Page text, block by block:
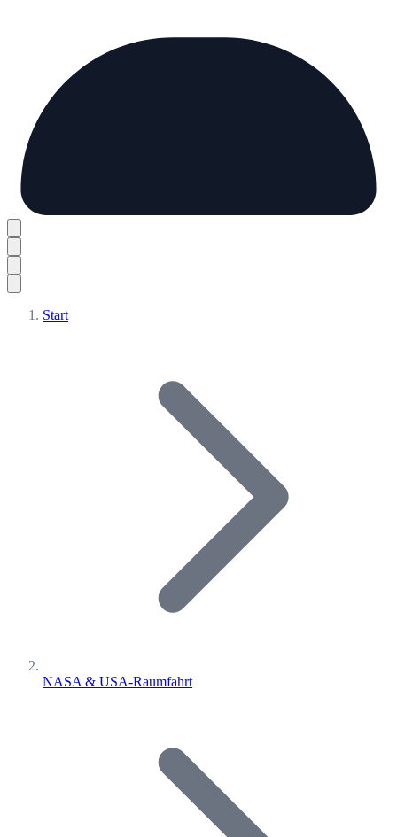
Start
NASA & USA-Raumfahrt